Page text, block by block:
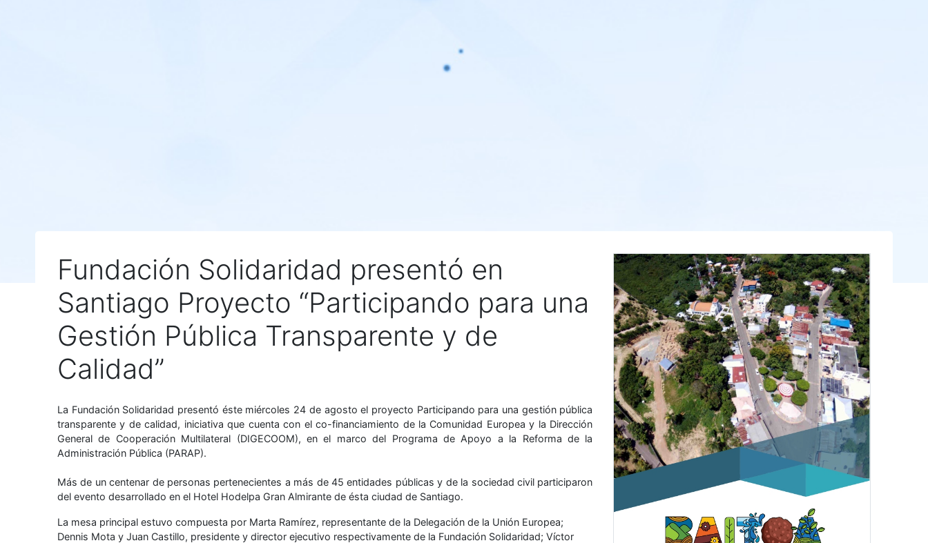
Fundación Solidaridad presentó en
Santiago Proyecto “Participando para una
Gestión Pública Transparente y de
Calidad”
La Fundación Solidaridad presentó éste miércoles 24 de agosto el proyecto Participando para una gestión pública
transparente y de calidad, iniciativa que cuenta con el co-financiamiento de la Comunidad Europea y la Dirección
General de Cooperación Multilateral (DIGECOOM), en el marco del Programa de Apoyo a la Reforma de la
Administración Pública (PARAP).
Más de un centenar de personas pertenecientes a más de 45 entidades públicas y de la sociedad civil participaron
del evento desarrollado en el Hotel Hodelpa Gran Almirante de ésta ciudad de Santiago.
La mesa principal estuvo compuesta por Marta Ramírez, representante de la Delegación de la Unión Europea;
Dennis Mota y Juan Castillo, presidente y director ejecutivo respectivamente de la Fundación Solidaridad; Víctor